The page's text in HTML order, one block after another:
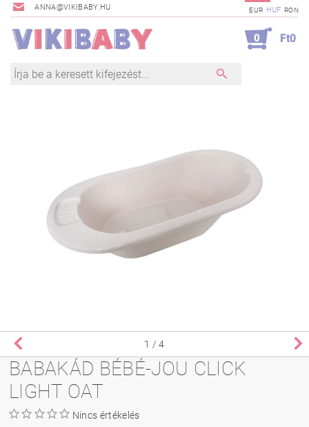
ANNA@VIKIBABY.HU EUR HUF RON
0 Ft0
1 / 4
BABAKÁD BÉBÉ-JOU CLICK
LIGHT OAT
Nincs értékelés